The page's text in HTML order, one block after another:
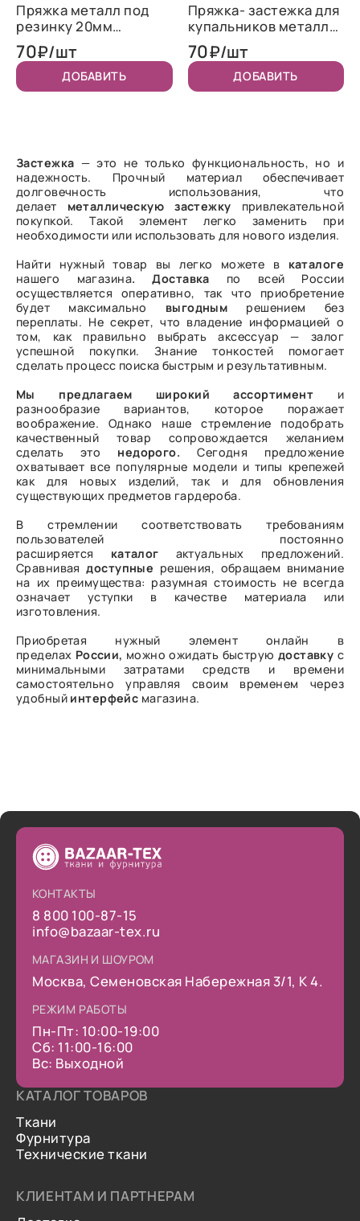
Пряжка металл под
резинку 20мм
22х24мм цв. золото
70₽/шт
ДОБАВИТЬ
Пряжка- застежка для
купальников металл
12 мм цв.никель
70₽/шт
ДОБАВИТЬ
Застежка — это не только функциональность, но и
надежность. Прочный материал обеспечивает
долговечность использования, что
делает металлическую застежку привлекательной
покупкой. Такой элемент легко заменить при
необходимости или использовать для нового изделия.
Найти нужный товар вы легко можете в каталоге
нашего магазина. Доставка по всей России
осуществляется оперативно, так что приобретение
будет максимально выгодным решением без
переплаты. Не секрет, что владение информацией о
том, как правильно выбрать аксессуар — залог
успешной покупки. Знание тонкостей помогает
сделать процесс поиска быстрым и результативным.
Мы предлагаем широкий ассортимент и
разнообразие вариантов, которое поражает
воображение. Однако наше стремление подобрать
качественный товар сопровождается желанием
сделать это недорого. Сегодня предложение
охватывает все популярные модели и типы крепежей
как для новых изделий, так и для обновления
существующих предметов гардероба.
В стремлении соответствовать требованиям
пользователей постоянно
расширяется каталог актуальных предложений.
Сравниваядоступные решения, обращаем внимание
на их преимущества: разумная стоимость не всегда
означает уступки в качестве материала или
изготовления.
Приобретая нужный элемент онлайн в
пределах России, можно ожидать быструю доставку с
минимальными затратами средств и времени
самостоятельно управляя своим временем через
удобный интерфейс магазина.
КОНТАКТЫ
8 800 100-87-15
info@bazaar-tex.ru
МАГАЗИН И ШОУРОМ
Москва, Семеновская Набережная 3/1, К 4.
РЕЖИМ РАБОТЫ
Пн-Пт: 10:00-19:00
Сб: 11:00-16:00
Вс: Выходной
КАТАЛОГ ТОВАРОВ
Ткани
Фурнитура
Технические ткани
КЛИЕНТАМ И ПАРТНЕРАМ